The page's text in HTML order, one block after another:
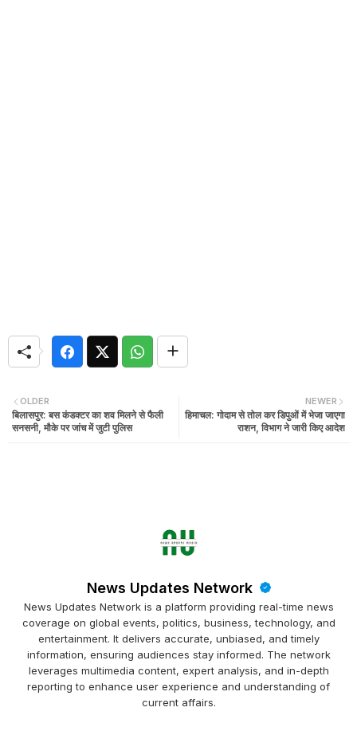
NEWER
हिमाचल: गोदाम से तोल कर डिपुओं में भेजा जाएगा
राशन, विभाग ने जारी किए आदेश
OLDER
बिलासपुर: बस कंडक्टर का शव मिलने से फैली
सनसनी, मौके पर जांच में जुटी पुलिस
News Updates Network
News Updates Network is a platform providing real-time news
coverage on global events, politics, business, technology, and
entertainment. It delivers accurate, unbiased, and timely
information, ensuring audiences stay informed. The network
leverages multimedia content, expert analysis, and in-depth
reporting to enhance user experience and understanding of
current affairs.